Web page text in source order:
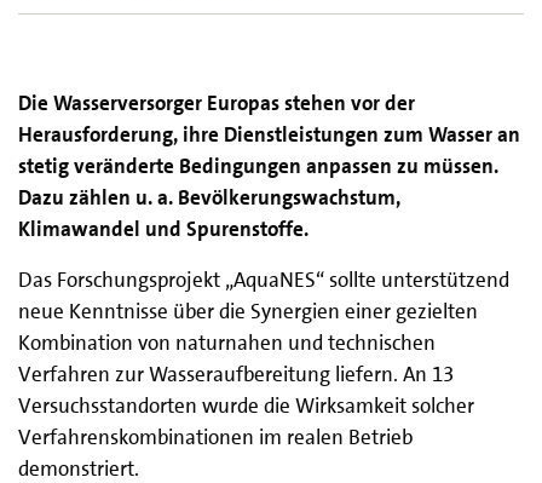
Die Wasserversorger Europas stehen vor der
Herausforderung, ihre Dienstleistungen zum Wasser an
stetig veränderte Bedingungen anpassen zu müssen.
Dazu zählen u. a. Bevölkerungswachstum,
Klimawandel und Spurenstoffe.
Das Forschungsprojekt „AquaNES“ sollte unterstützend
neue Kenntnisse über die Synergien einer gezielten
Kombination von naturnahen und technischen
Verfahren zur Wasseraufbereitung liefern. An 13
Versuchsstandorten wurde die Wirksamkeit solcher
Verfahrenskombinationen im realen Betrieb
demonstriert.